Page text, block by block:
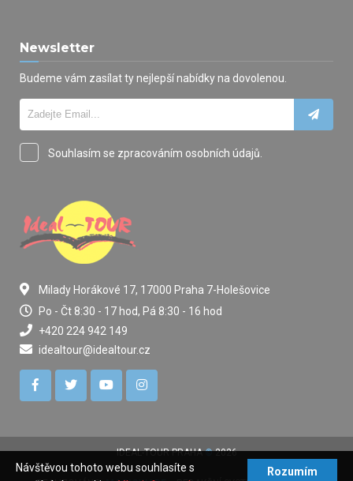
Rozumím
Návštěvou tohoto webu souhlasíte s
Newsletter
Budeme vám zasílat ty nejlepší nabídky na dovolenou.
Souhlasím se zpracováním osobních údajů.
Milady Horákové 17, 17000 Praha 7-Holešovice
Po - Čt 8:30 - 17 hod, Pá 8:30 - 16 hod
+420 224 942 149
idealtour@idealtour.cz
IDEAL-TOUR PRAHA©2026